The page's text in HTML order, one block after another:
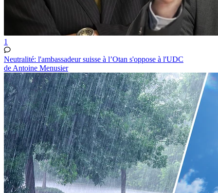
1
Neutralité: l'ambassadeur suisse à l’Otan s'oppose à l'UDC
de Antoine Menusier